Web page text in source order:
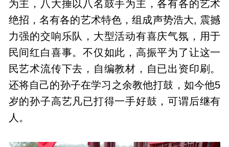
为主，八大捶以八名鼓手为主，各有各的艺术
绝招，名有各的艺术特色，组成声势浩大, 震撼
力强的交响乐队，大型活动有喜庆气氛，用于
民间红白喜事。不仅如此，高振平为了让这一
民艺术流传下去，自编教材，自已出资印刷。
还将自己的孙子在学习之余教他打鼓，如今他5
岁的孙子高艺凡已打得一手好鼓，可谓后继有
人。